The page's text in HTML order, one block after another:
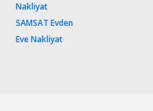
Nakliyat
SAMSAT Evden
Eve Nakliyat